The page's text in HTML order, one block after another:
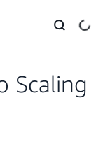
Scaling